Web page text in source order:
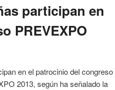
participan en
PREVEXPO
en el patrocinio del congreso
2013, según ha señalado la